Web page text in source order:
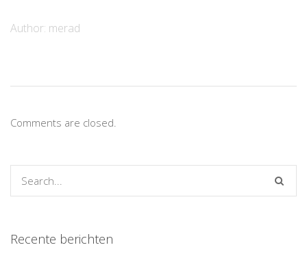
Author: merad
Comments are closed.
Recente berichten